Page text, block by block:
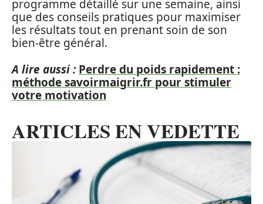
programme détaillé sur une semaine, ainsi
que des conseils pratiques pour maximiser
les résultats tout en prenant soin de son
bien-être général.
A lire aussi : Perdre du poids rapidement :
méthode savoirmaigrir.fr pour stimuler
votre motivation
ARTICLES EN VEDETTE